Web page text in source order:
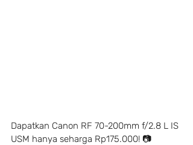
Dapatkan Canon RF 70-200mm f/2.8 L IS
USM hanya seharga Rp175.000! 📷